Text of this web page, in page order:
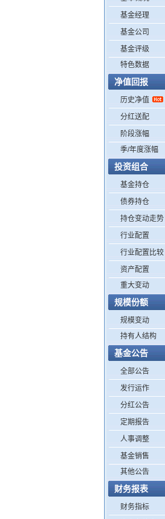
基金经理
基金公司
基金评级
特色数据
净值回报
历史净值
分红送配
阶段涨幅
季/年度涨幅
投资组合
基金持仓
债券持仓
持仓变动走势
行业配置
行业配置比较
资产配置
重大变动
规模份额
规模变动
持有人结构
基金公告
全部公告
发行运作
分红公告
定期报告
人事调整
基金销售
其他公告
财务报表
财务指标